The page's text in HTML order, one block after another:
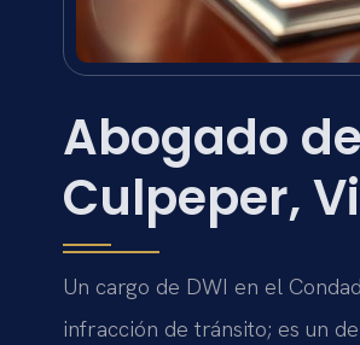
Abogado
Culpeper,
Un cargo de DWI en el
infracción de tránsito; es un